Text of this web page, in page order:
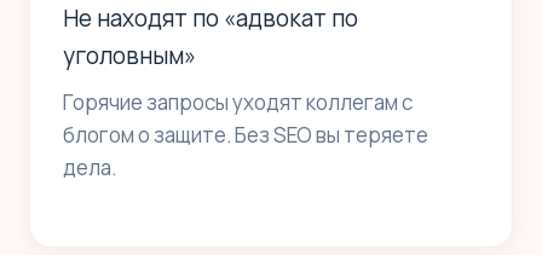
Не находят по «адвокат по
уголовным»
Горячие запросы уходят коллегам с
блогом о защите. Без SEO вы теряете
дела.